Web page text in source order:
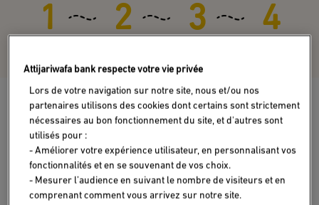
Découvrez nos packs
Attijariwafa bank respecte votre vie privée
Lors de votre navigation sur notre site, nous et/ou nos
partenaires utilisons des cookies dont certains sont strictement
nécessaires au bon fonctionnement du site, et d'autres sont
utilisés pour :
- Améliorer votre expérience utilisateur, en personnalisant vos
fonctionnalités et en se souvenant de vos choix.
- Mesurer l’audience en suivant le nombre de visiteurs et en
comprenant comment vous arrivez sur notre site.